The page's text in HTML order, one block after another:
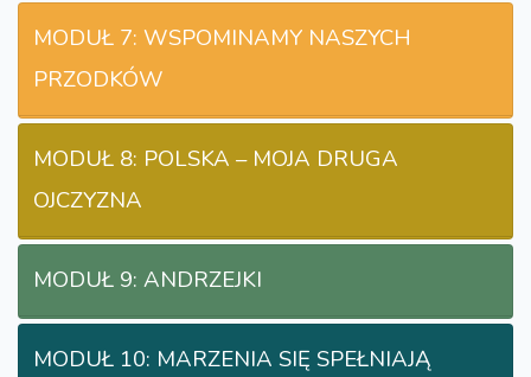
MODUŁ 7: WSPOMINAMY NASZYCH
PRZODKÓW
MODUŁ 8: POLSKA – MOJA DRUGA
OJCZYZNA
MODUŁ 9: ANDRZEJKI
MODUŁ 10: MARZENIA SIĘ SPEŁNIAJĄ